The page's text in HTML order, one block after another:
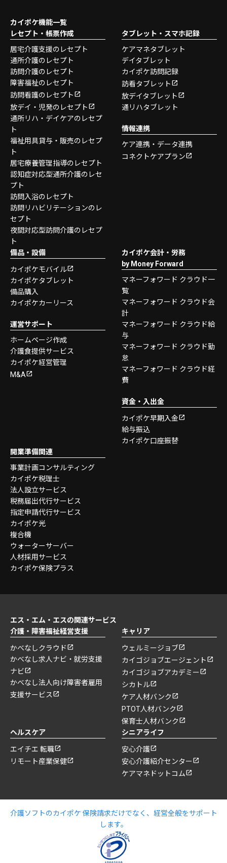
カイポケ機能一覧
レセプト・帳票作成
居宅介護支援のレセプト
通所介護のレセプト
訪問介護のレセプト
障害福祉のレセプト
訪問看護のレセプト
放デイ・児発のレセプト
通所リハ・デイケアのレセプ
ト
福祉用具貸与・販売のレセプ
ト
居宅療養管理指導のレセプト
認知症対応型通所介護のレセ
プト
訪問入浴のレセプト
訪問リハビリテーションのレ
セプト
夜間対応型訪問介護のレセプ
ト
タブレット・スマホ記録
ケアマネタブレット
デイタブレット
カイポケ訪問記録
訪看タブレット
放デイタブレット
通リハタブレット
情報連携
ケア連携・データ連携
コネクトケアプラン
備品・設備
カイポケモバイル
カイポケタブレット
備品購入
カイポケカーリース
運営サポート
ホームページ作成
介護食提供サービス
カイポケ経営管理
M&A
カイポケ会計・労務
by Money Forward
マネーフォワード クラウド一
覧
マネーフォワード クラウド会
計
マネーフォワード クラウド給
与
マネーフォワード クラウド勤
怠
マネーフォワード クラウド経
費
資金・入出金
カイポケ早期入金
給与振込
カイポケ口座振替
開業準備関連
事業計画コンサルティング
カイポケ税理士
法人設立サービス
税務届出代行サービス
指定申請代行サービス
カイポケ光
複合機
ウォーターサーバー
人材採用サービス
カイポケ保険プラス
エス・エム・エスの関連サービス
介護・障害福祉経営支援
かべなしクラウド
かべなし求人ナビ・就労支援
ナビ
かべなし法人向け障害者雇用
支援サービス
キャリア
ウェルミージョブ
カイゴジョブエージェント
カイゴジョブアカデミー
シカトル
ケア人材バンク
PTOT人材バンク
保育士人材バンク
ヘルスケア
エイチエ 転職
リモート産業保健
シニアライフ
安心介護
安心介護紹介センター
ケアマネドットコム
介護ソフトのカイポケ 保険請求だけでなく、経営全般をサポート
します。